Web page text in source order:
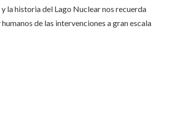
la historia del Lago Nuclear nos recuerda
de las intervenciones a gran escala